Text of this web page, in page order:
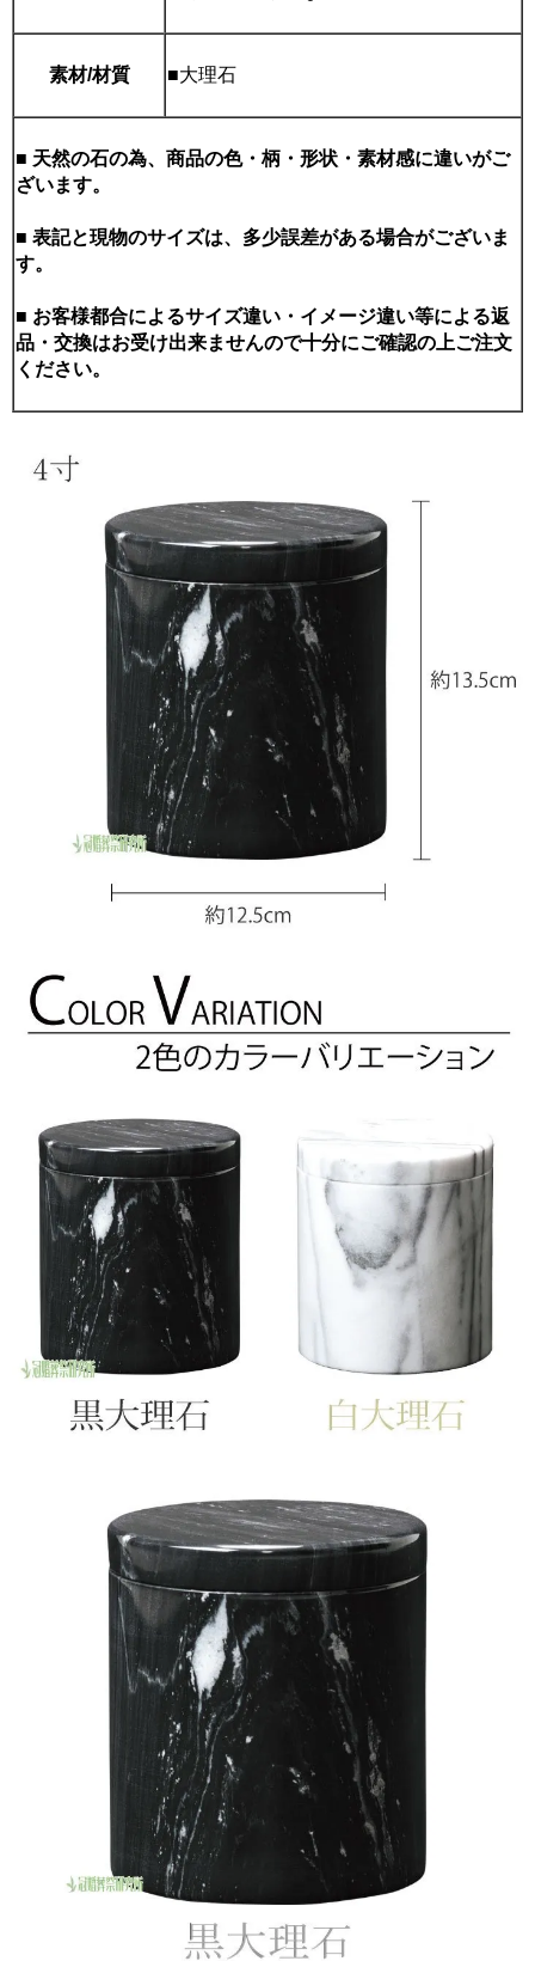
素材/材質 ■大理石
■ 天然の石の為、商品の色・柄・形状・素材感に違いがご
ざいます。
■ 表記と現物のサイズは、多少誤差がある場合がございま
す。
■ お客様都合によるサイズ違い・イメージ違い等による返
品・交換はお受け出来ませんので十分にご確認の上ご注文
ください。